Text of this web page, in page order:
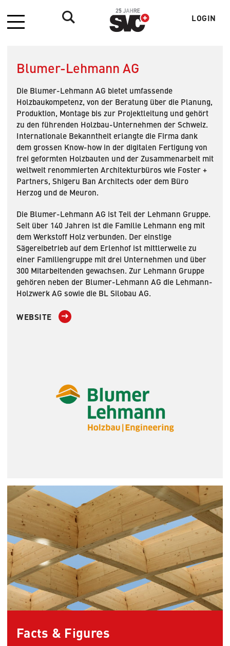
Menü LOGIN
Blumer-Lehmann AG
Die Blumer-Lehmann AG bietet umfassende
Holzbaukompetenz, von der Beratung über die Planung,
Produktion, Montage bis zur Projektleitung und gehört
zu den führenden Holzbau-Unternehmen der Schweiz.
Internationale Bekanntheit erlangte die Firma dank
dem grossen Know-how in der digitalen Fertigung von
frei geformten Holzbauten und der Zusammenarbeit mit
weltweit renommierten Architekturbüros wie Foster +
Partners, Shigeru Ban Architects oder dem Büro
Herzog und de Meuron.
Die Blumer-Lehmann AG ist Teil der Lehmann Gruppe.
Seit über 140 Jahren ist die Familie Lehmann eng mit
dem Werkstoff Holz verbunden. Der einstige
Sägereibetrieb auf dem Erlenhof ist mittlerweile zu
einer Familiengruppe mit drei Unternehmen und über
300 Mitarbeitenden gewachsen. Zur Lehmann Gruppe
gehören neben der Blumer-Lehmann AG die Lehmann-
Holzwerk AG sowie die BL Silobau AG.
WEBSITE
Facts & Figures